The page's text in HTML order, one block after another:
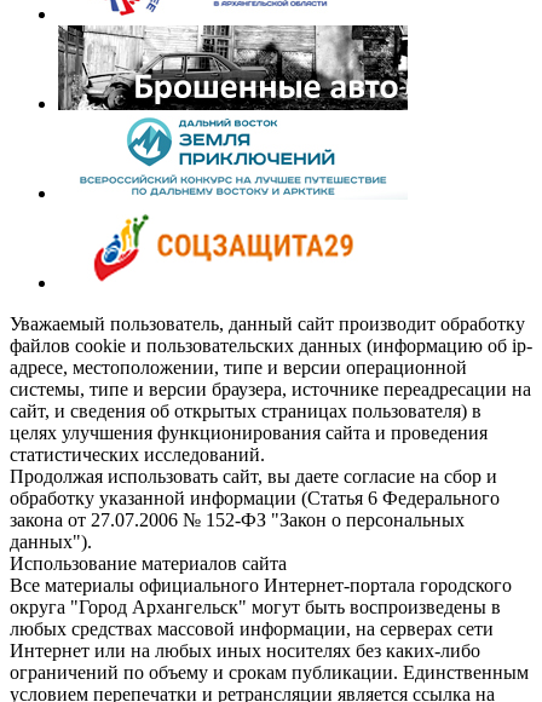
Уважаемый пользователь, данный сайт производит обработку
файлов cookie и пользовательских данных (информацию об ip-
адресе, местоположении, типе и версии операционной
системы, типе и версии браузера, источнике переадресации на
сайт, и сведения об открытых страницах пользователя) в
целях улучшения функционирования сайта и проведения
статистических исследований.
Продолжая использовать сайт, вы даете согласие на сбор и
обработку указанной информации (Статья 6 Федерального
закона от 27.07.2006 № 152-ФЗ "Закон о персональных
данных").
Использование материалов сайта
Все материалы официального Интернет-портала городского
округа "Город Архангельск" могут быть воспроизведены в
любых средствах массовой информации, на серверах сети
Интернет или на любых иных носителях без каких-либо
ограничений по объему и срокам публикации. Единственным
условием перепечатки и ретрансляции является ссылка на